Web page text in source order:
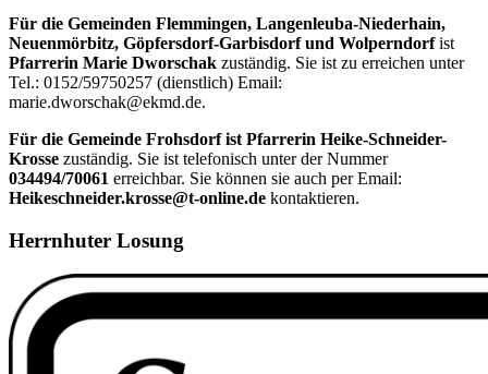
Für die Gemeinden Flemmingen, Langenleuba-Niederhain,
Neuenmörbitz, Göpfersdorf-Garbisdorf und Wolperndorfist
Pfarrerin Marie Dworschak zuständig. Sie ist zu erreichen unter
Tel.: 0152/59750257 (dienstlich) Email:
marie.dworschak@ekmd.de.
Für die Gemeinde Frohsdorf ist Pfarrerin Heike-Schneider-
Krosse zuständig. Sie ist telefonisch unter der Nummer
034494/70061 erreichbar. Sie können sie auch per Email:
Heikeschneider.krosse@t-online.de kontaktieren.
Herrnhuter Losung